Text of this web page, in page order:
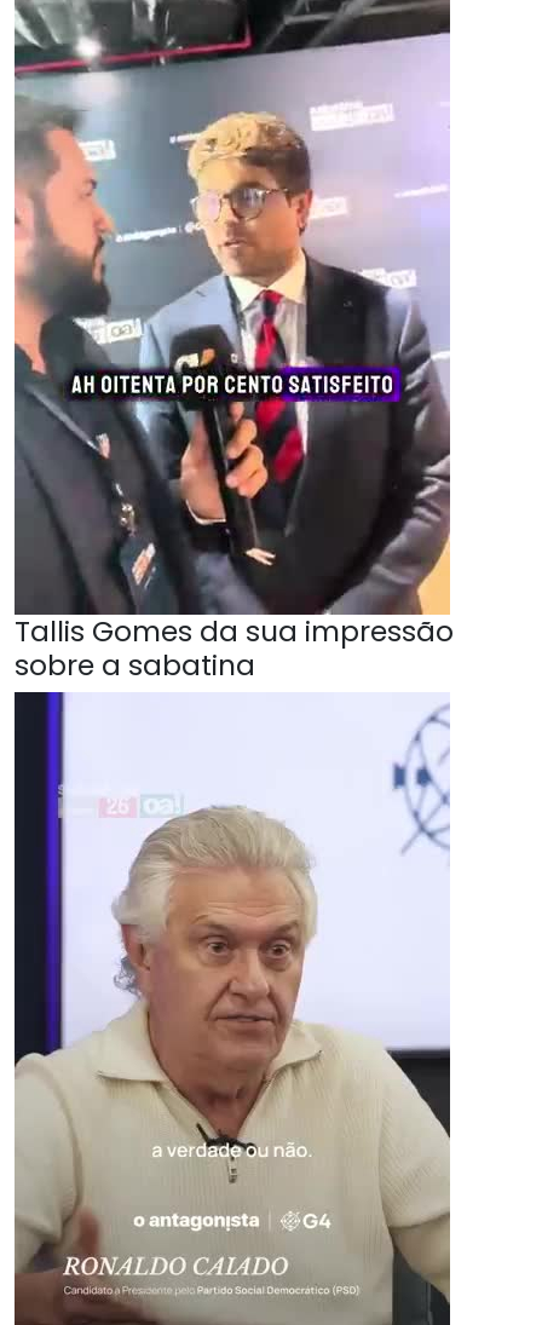
Tallis Gomes da sua impressão
sobre a sabatina